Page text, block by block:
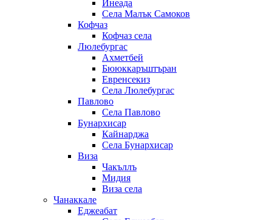
Инеада
Села Малък Самоков
Кофчаз
Кофчаз села
Люлебургас
Ахметбей
Бююккаръштъран
Евренсекиз
Села Люлебургас
Павлово
Села Павлово
Бунархисар
Кайнарджа
Села Бунархисар
Виза
Чакъллъ
Мидия
Виза села
Чанаккале
Еджеабат